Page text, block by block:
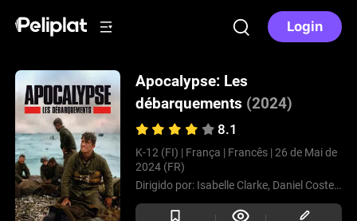
Login
Apocalypse: Les
débarquements (2024)
8.1
K-12 (FI) | França | Francês | 26 de Mai de
2024 (FR)
Dirigido por: Isabelle Clarke, Daniel Costelle